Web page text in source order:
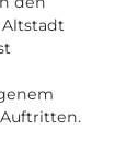
Altstadt